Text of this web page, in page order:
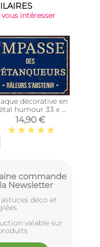
intéresser
décorative en
humour 33 x 25
cm (Impasse des
pétanqueurs)
14,90 €
commande
Newsletter
déco et
valable sur